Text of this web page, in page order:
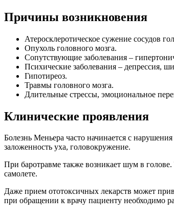
Причины возникновения
Атеросклеротическое сужение сосудов
Опухоль головного мозга.
Сопутствующие заболевания –
Психические заболевания – депрессия,
Гипотиреоз.
Травмы головного мозга.
Длительные стрессы, эмоциональное
Клинические проявления
Болезнь Меньера часто начинается с
заложенность уха, головокружение.
При баротравме также возникает шум в
самолете.
Даже прием ототоксичных лекарств может
при обращении к врачу пациенту необходимо